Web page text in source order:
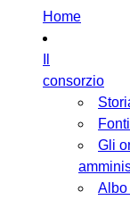
Home
consorzio
Gli
Albo